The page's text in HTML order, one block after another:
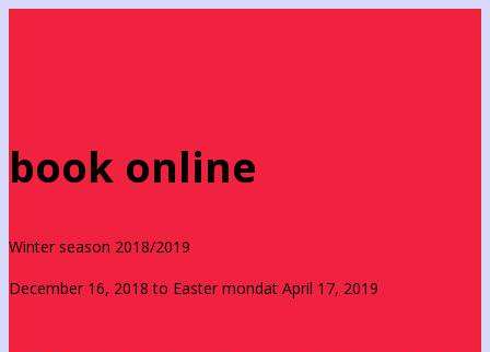
book online
Winter season 2018/2019
December 16, 2018 to Easter mondat April 17, 2019